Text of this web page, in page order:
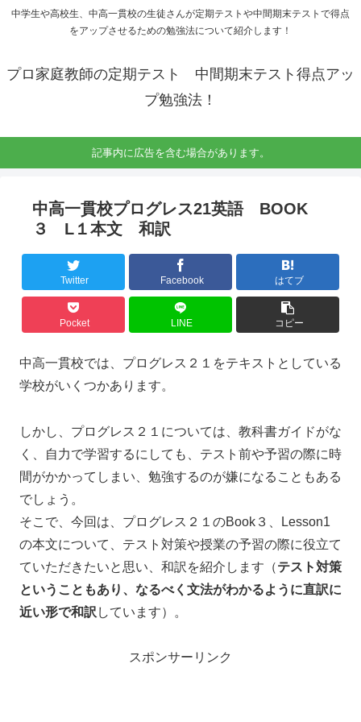
中学生や高校生、中高一貫校の生徒さんが定期テストや中間期末テストで得点
をアップさせるための勉強法について紹介します！
プロ家庭教師の定期テスト 中間期末テスト得点アッ
プ勉強法！
記事内に広告を含む場合があります。
中高一貫校プログレス21英語 BOOK
３ L１本文 和訳
Twitter Facebook はてブ
Pocket LINE コピー
中高一貫校では、プログレス２１をテキストとしている
学校がいくつかあります。
しかし、プログレス２１については、教科書ガイドがな
く、自力で学習するにしても、テスト前や予習の際に時
間がかかってしまい、勉強するのが嫌になることもある
でしょう。
そこで、今回は、プログレス２１のBook３、Lesson1
の本文について、テスト対策や授業の予習の際に役立て
ていただきたいと思い、和訳を紹介します（テスト対策
ということもあり、なるべく文法がわかるように直訳に
近い形で和訳 しています）。
スポンサーリンク